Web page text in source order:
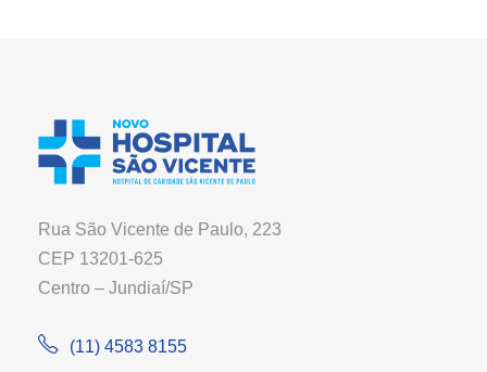
Rua São Vicente de Paulo, 223
CEP 13201-625
Centro – Jundiaí/SP
(11) 4583 8155